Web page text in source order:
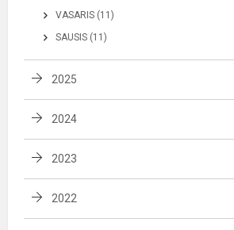
VASARIS (11)
SAUSIS (11)
2025
2024
2023
2022